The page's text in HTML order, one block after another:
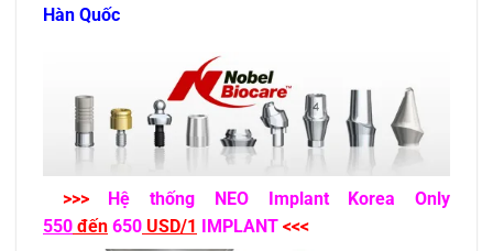
Hàn Quốc
>>>
Hệ thống NEO Implant Korea Only
550 đến 650 USD/1 IMPLANT <<<